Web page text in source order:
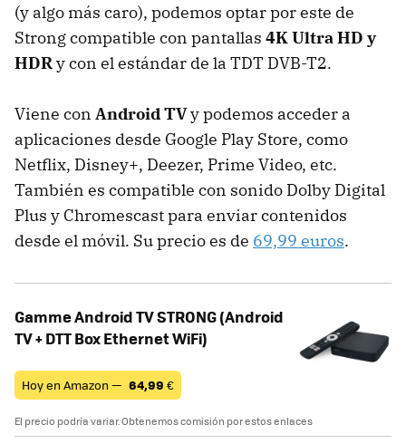
(y algo más caro), podemos optar por este de
Strong compatible con pantallas 4K Ultra HD y
HDRy con el estándar de la TDT DVB-T2.
Viene con Android TVy podemos acceder a
aplicaciones desde Google Play Store, como
Netflix, Disney+, Deezer, Prime Video, etc.
También es compatible con sonido Dolby Digital
Plus y Chromescast para enviar contenidos
desde el móvil. Su precio es de 69,99 euros.
Gamme Android TV STRONG (Android
TV + DTT Box Ethernet WiFi)
Hoy en Amazon — 64,99 €
El precio podría variar. Obtenemos comisión por estos enlaces